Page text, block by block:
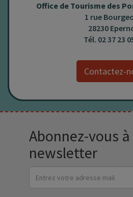
Office de Tourisme des
1 rue
28230
Tél. 02 37 23
Contactez-
Abonnez-vous
newsletter